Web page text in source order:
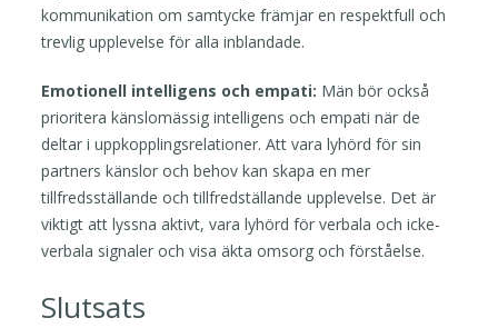
kommunikation om samtycke främjar en respektfull och
trevlig upplevelse för alla inblandade.
Emotionell intelligens och empati: Män bör också
prioritera känslomässig intelligens och empati när de
deltar i uppkopplingsrelationer. Att vara lyhörd för sin
partners känslor och behov kan skapa en mer
tillfredsställande och tillfredställande upplevelse. Det är
viktigt att lyssna aktivt, vara lyhörd för verbala och icke-
verbala signaler och visa äkta omsorg och förståelse.
Slutsats